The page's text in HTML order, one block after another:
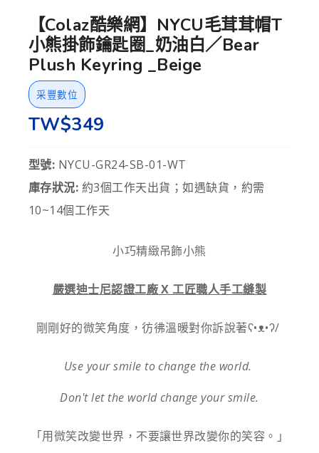
【Colaz酷樂網】NYCU毛茸茸帽T
小熊掛飾鑰匙圈_奶油白／Bear
Plush Keyring _Beige
采豐數位
TW$349
型號: NYCU-GR24-SB-01-WT
庫存狀況: 約3個工作天出貨；如遇缺貨，約需
10~14個工作天
小巧精緻吊飾小熊
嚴選迪士尼認證工廠 X 工匠職人手工縫製
剛剛好的微笑角度，彷彿溫暖對你訴說著ʕ•ᴥ•ʔ/
Use your smile to change the world.
Don't let the world change your smile.
「用微笑改變世界，不要讓世界改變你的笑容。」